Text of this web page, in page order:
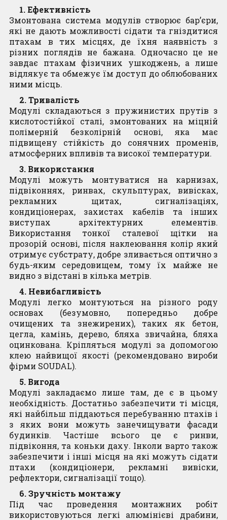
1. Ефективність
Змонтована система модулів створює бар’єри,
які не дають можливості сідати та гніздитися
птахам в тих місцях, де їхня наявність з
різних поглядів не бажана. Одночасно це не
завдає птахам фізичних ушкоджень, a лише
відлякує та обмежує їм доступ до облюбованих
ними місць.
2. Тривалість
Модулі складаються з пружинистих прутів з
кислотостійкої сталі, змонтованих на міцній
полімерній безколірній основі, яка має
підвищену стійкість до сонячних променів,
атмосферних впливів та високої температури.
3. Використання
Модулі можуть монтуватися на карнизах,
підвіконнях, ринвах, скульптурах, вивісках,
рекламних щитах, сигналізаціях,
кондиціонерах, захистах кабелів та інших
виступах архітектурних елементів.
Використання тонкої сталевої щітки на
прозорій основі, після наклеювання колір який
отримує субстрату, добре зливається оптично з
будь-яким середовищем, тому їх майже не
видно з відстані в кілька метрів.
4. Невибагливість
Модулі легко монтуються на різного роду
основах (безумовно, попередньо добре
очищених та знежирених), таких як бетон,
цегла, камінь, дерево, бляха звичайна, бляха
оцинкована. Кріпляться модулі за допомогою
клею найвищої якості (рекомендовано вироби
фірми SOUDAL).
5. Вигода
Модулі закладаємо лише там, де є в цьому
необхідність. Достатньо забезпечити ті місця,
які найбільш піддаються перебуванню птахів і
з яких вони можуть занечищувати фасади
будинків. Частіше всього це є ринви,
підвіконня, та коньки даху. Інколи варто також
забезпечити і інші місця на які можуть сідати
птахи (кондиціонери, рекламні вивіски,
рефлектори, сигналізації тощо).
6. Зручність монтажу
Під час проведення монтажних робіт
використовуються легкі алюмінієві драбини,